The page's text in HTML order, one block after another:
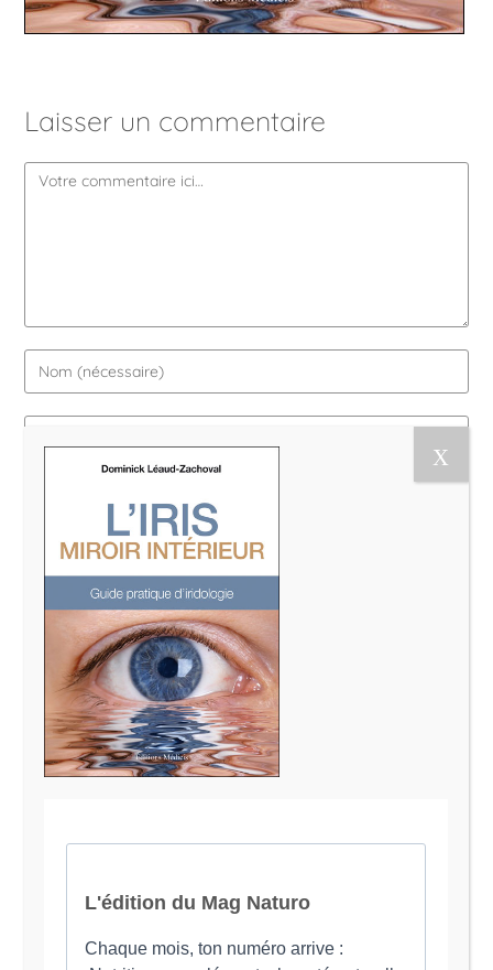
Laisser un commentaire
Le Magazine Naturo
Je suis Evy, Naturopathe spécialisée dans
l’accompagnement des femmes en préménopause et
ménopause